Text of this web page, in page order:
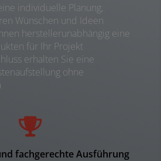
individuelle Planung,
Wünschen und Ideen
herstellerunabhängig eine
für Ihr Projekt
erhalten Sie eine
ohne
fachgerechte Ausführung